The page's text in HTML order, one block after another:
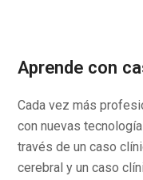
Aprende con
Cada vez más
con nuevas
través de un caso
cerebral y un caso